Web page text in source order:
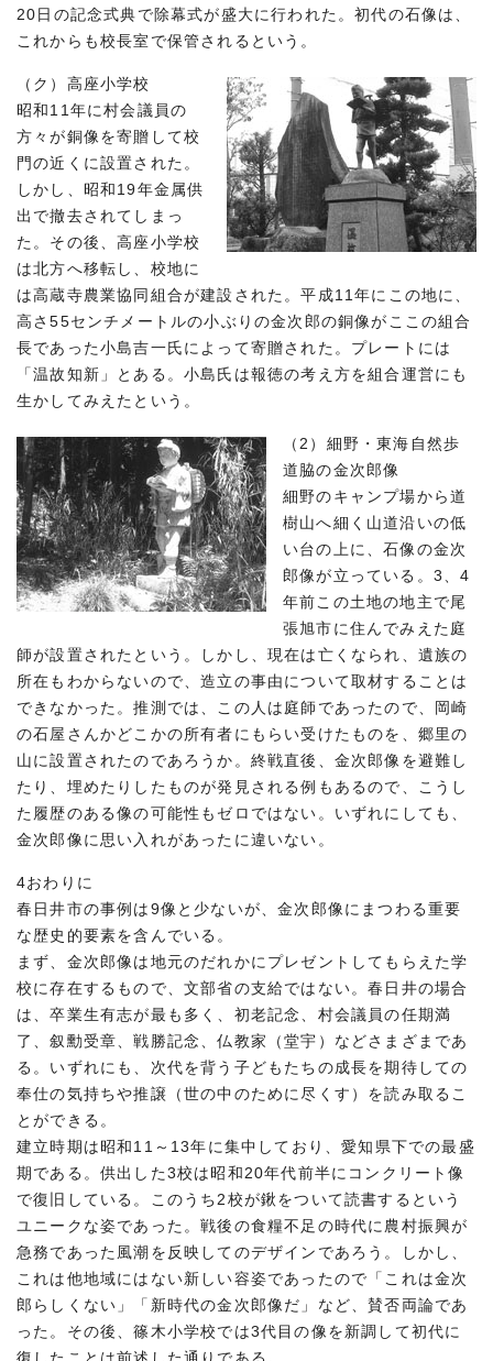
20日の記念式典で除幕式が盛大に行われた。初代の石像は、
これからも校長室で保管されるという。
（ク）高座小学校
昭和11年に村会議員の
方々が銅像を寄贈して校
門の近くに設置された。
しかし、昭和19年金属供
出で撤去されてしまっ
た。その後、高座小学校
は北方へ移転し、校地に
は高蔵寺農業協同組合が建設された。平成11年にこの地に、
高さ55センチメートルの小ぶりの金次郎の銅像がここの組合
長であった小島吉一氏によって寄贈された。プレートには
「温故知新」とある。小島氏は報徳の考え方を組合運営にも
生かしてみえたという。
（2）細野・東海自然歩
道脇の金次郎像
細野のキャンプ場から道
樹山へ細く山道沿いの低
い台の上に、石像の金次
郎像が立っている。3、4
年前この土地の地主で尾
張旭市に住んでみえた庭
師が設置されたという。しかし、現在は亡くなられ、遺族の
所在もわからないので、造立の事由について取材することは
できなかった。推測では、この人は庭師であったので、岡崎
の石屋さんかどこかの所有者にもらい受けたものを、郷里の
山に設置されたのであろうか。終戦直後、金次郎像を避難し
たり、埋めたりしたものが発見される例もあるので、こうし
た履歴のある像の可能性もゼロではない。いずれにしても、
金次郎像に思い入れがあったに違いない。
4おわりに
春日井市の事例は9像と少ないが、金次郎像にまつわる重要
な歴史的要素を含んでいる。
まず、金次郎像は地元のだれかにプレゼントしてもらえた学
校に存在するもので、文部省の支給ではない。春日井の場合
は、卒業生有志が最も多く、初老記念、村会議員の任期満
了、叙勳受章、戦勝記念、仏教家（堂宇）などさまざまであ
る。いずれにも、次代を背う子どもたちの成長を期待しての
奉仕の気持ちや推譲（世の中のために尽くす）を読み取るこ
とができる。
建立時期は昭和11～13年に集中しており、愛知県下での最盛
期である。供出した3校は昭和20年代前半にコンクリート像
で復旧している。このうち2校が鍬をついて読書するという
ユニークな姿であった。戦後の食糧不足の時代に農村振興が
急務であった風潮を反映してのデザインであろう。しかし、
これは他地域にはない新しい容姿であったので「これは金次
郎らしくない」「新時代の金次郎像だ」など、賛否両論であ
った。その後、篠木小学校では3代目の像を新調して初代に